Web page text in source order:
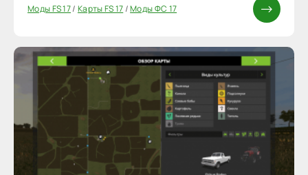
Моды FS 17/ Карты FS 17/Моды ФС 17